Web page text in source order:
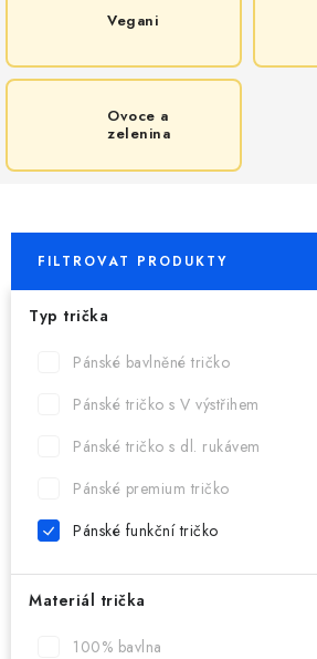
MÁM SRDCE POMÁHÁM
VÁNOCE
PROVIZNÍ SYSTÉM
O nás Časté otázky
Doprava a platba
Obchodní podmínky
Zásady zpracování ochrany osobních údajů
Kontakty
Vegani
Ovoce a
zelenina
FILTROVAT PRODUKTY
Typ trička
Pánské bavlněné tričko
Pánské tričko s V výstřihem
Pánské tričko s dl. rukávem
Pánské premium tričko
Pánské funkční tričko
Materiál trička
100% bavlna